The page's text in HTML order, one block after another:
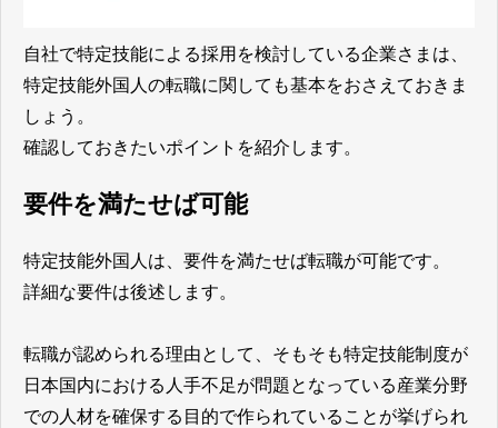
自社で特定技能による採用を検討している企業さまは、
特定技能外国人の転職に関しても基本をおさえておきま
しょう。
確認しておきたいポイントを紹介します。
要件を満たせば可能
特定技能外国人は、要件を満たせば転職が可能です。
詳細な要件は後述します。
転職が認められる理由として、そもそも特定技能制度が
日本国内における人手不足が問題となっている産業分野
での人材を確保する目的で作られていることが挙げられ